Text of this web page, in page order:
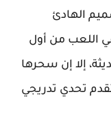
الهادئ
اللعب من أول
إلا إن سحرها
تحدي تدريجي